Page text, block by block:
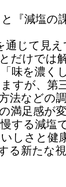
『減塩の
通じて見
だけでは
味を濃く
すが、第
法などの
満足感が
する減塩
しさと健
る新たな